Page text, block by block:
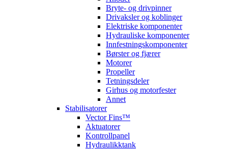
Bryte- og drivpinner
Drivaksler og koblinger
Elektriske komponenter
Hydrauliske komponenter
Innfestningskomponenter
Børster og fjærer
Motorer
Propeller
Tetningsdeler
Girhus og motorfester
Annet
Stabilisatorer
Vector Fins™
Aktuatorer
Kontrollpanel
Hydraulikktank